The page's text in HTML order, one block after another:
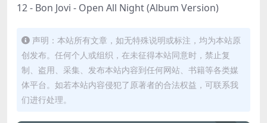
12 - Bon Jovi - Open All Night (Album Version)
声明：本站所有文章，如无特殊说明或标注，均为本站原
创发布。任何个人或组织，在未征得本站同意时，禁止复
制、盗用、采集、发布本站内容到任何网站、书籍等各类媒
体平台。如若本站内容侵犯了原著者的合法权益，可联系我
们进行处理。